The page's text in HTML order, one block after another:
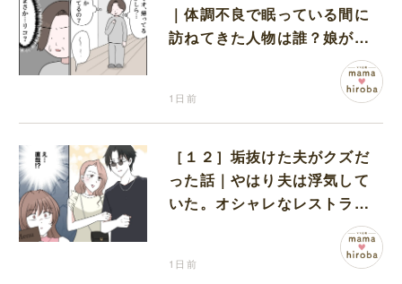
｜体調不良で眠っている間に
訪ねてきた人物は誰？娘が戻
ってきたのかと不安になる
1日前
［１２］垢抜けた夫がクズだ
った話｜やはり夫は浮気して
いた。オシャレなレストラン
1日前